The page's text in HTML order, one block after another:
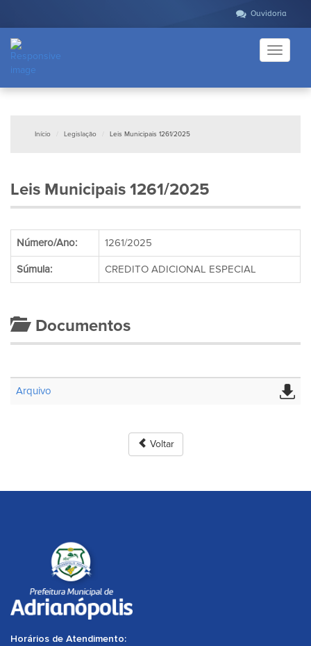
Ouvidoria
Toggle
Início Legislação Leis Municipais 1261/2025
Leis Municipais 1261/2025
Número/Ano: 1261/2025
Súmula: CREDITO ADICIONAL ESPECIAL
Documentos
Arquivo
Voltar
Horários de Atendimento: